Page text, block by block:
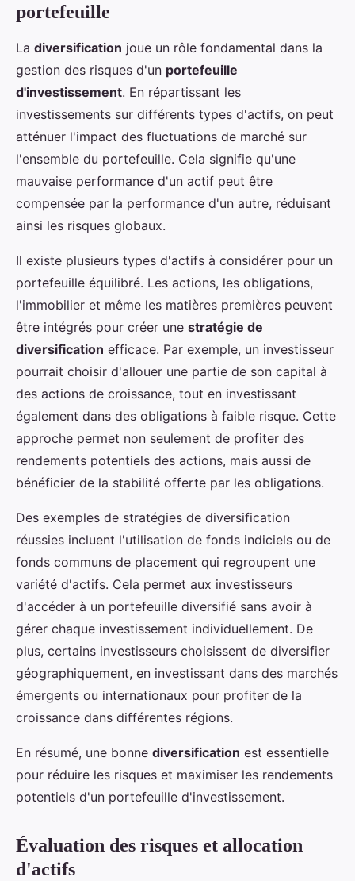
portefeuille
La diversification joue un rôle fondamental dans la
gestion des risques d'un portefeuille
d'investissement. En répartissant les
investissements sur différents types d'actifs, on peut
atténuer l'impact des fluctuations de marché sur
l'ensemble du portefeuille. Cela signifie qu'une
mauvaise performance d'un actif peut être
compensée par la performance d'un autre, réduisant
ainsi les risques globaux.
Il existe plusieurs types d'actifs à considérer pour un
portefeuille équilibré. Les actions, les obligations,
l'immobilier et même les matières premières peuvent
être intégrés pour créer une stratégie de
diversification efficace. Par exemple, un investisseur
pourrait choisir d'allouer une partie de son capital à
des actions de croissance, tout en investissant
également dans des obligations à faible risque. Cette
approche permet non seulement de profiter des
rendements potentiels des actions, mais aussi de
bénéficier de la stabilité offerte par les obligations.
Des exemples de stratégies de diversification
réussies incluent l'utilisation de fonds indiciels ou de
fonds communs de placement qui regroupent une
variété d'actifs. Cela permet aux investisseurs
d'accéder à un portefeuille diversifié sans avoir à
gérer chaque investissement individuellement. De
plus, certains investisseurs choisissent de diversifier
géographiquement, en investissant dans des marchés
émergents ou internationaux pour profiter de la
croissance dans différentes régions.
En résumé, une bonne diversification est essentielle
pour réduire les risques et maximiser les rendements
potentiels d'un portefeuille d'investissement.
Évaluation des risques et allocation
d'actifs